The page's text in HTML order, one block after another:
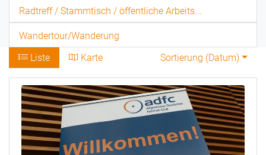
Radtreff / Stammtisch / öffentliche Arbeits...
Wandertour/Wanderung
Liste
Karte Sortierung (Datum)